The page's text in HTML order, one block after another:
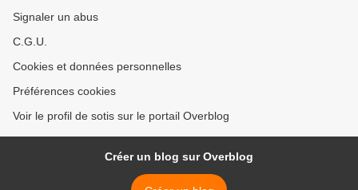
Signaler un abus
C.G.U.
Cookies et données personnelles
Préférences cookies
Voir le profil de sotis sur le portail Overblog
Créer un blog sur Overblog